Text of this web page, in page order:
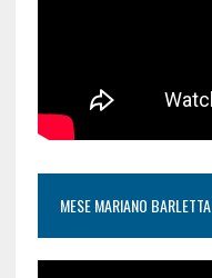
MESE MARIANO BARLETTA